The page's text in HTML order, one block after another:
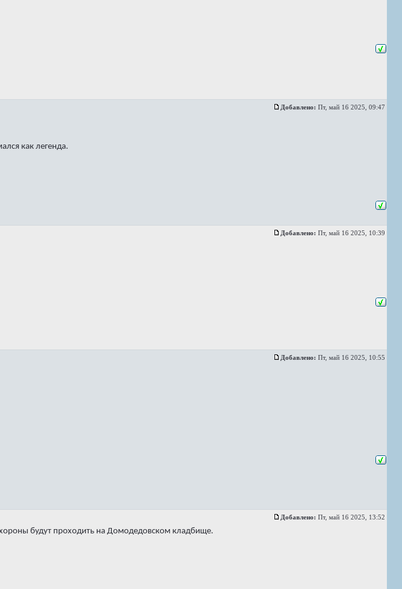
Добавлено: Пт, май 16 2025, 09:47
как легенда.
Добавлено: Пт, май 16 2025, 10:39
Добавлено: Пт, май 16 2025, 10:55
Добавлено: Пт, май 16 2025, 13:52
будут проходить на Домодедовском кладбище.